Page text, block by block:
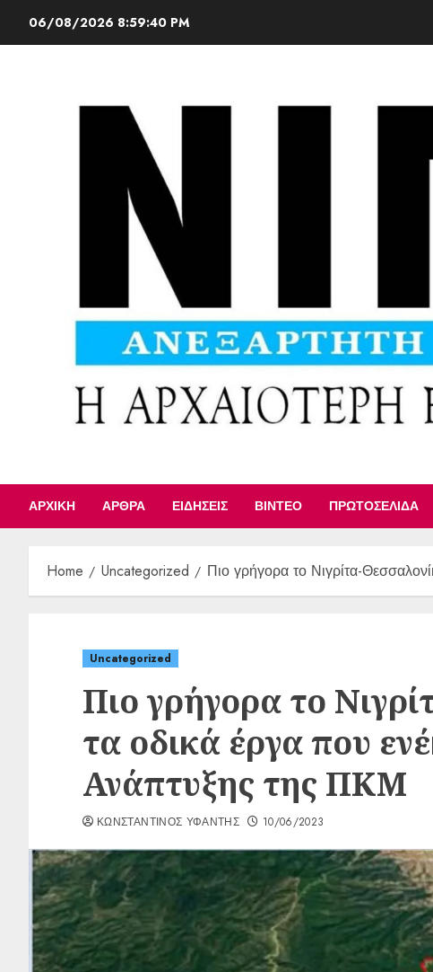
06/08/2026 8:59:42 PM
ΑΡΧΙΚΉ ΆΡΘΡΑ ΕΙΔΉΣΕΙΣ ΒΊΝΤΕΟ ΠΡΩΤΟΣΈΛΙΔΑ
Home Uncategorized Πιο γρήγορα το Νιγρίτα-
Uncategorized
Πιο γρήγορα το
τα οδικά έργα που
Ανάπτυξης της ΠΚΜ
ΚΩΝΣΤΑΝΤΙΝΟΣ ΥΦΑΝΤΗΣ 10/06/2023